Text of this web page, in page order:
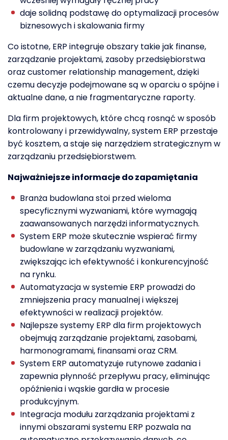
daje solidną podstawę do optymalizacji procesów
biznesowych i skalowania firmy
Co istotne, ERP integruje obszary takie jak finanse,
zarządzanie projektami, zasoby przedsiębiorstwa
oraz customer relationship management, dzięki
czemu decyzje podejmowane są w oparciu o spójne i
aktualne dane, a nie fragmentaryczne raporty.
Dla firm projektowych, które chcą rosnąć w sposób
kontrolowany i przewidywalny, system ERP przestaje
być kosztem, a staje się narzędziem strategicznym w
zarządzaniu przedsiębiorstwem.
Najważniejsze informacje do zapamiętania
Branża budowlana stoi przed wieloma
specyficznymi wyzwaniami, które wymagają
zaawansowanych narzędzi informatycznych.
System ERP może skutecznie wspierać firmy
budowlane w zarządzaniu wyzwaniami,
zwiększając ich efektywność i konkurencyjność
na rynku.
Automatyzacja w systemie ERP prowadzi do
zmniejszenia pracy manualnej i większej
efektywności w realizacji projektów.
Najlepsze systemy ERP dla firm projektowych
obejmują zarządzanie projektami, zasobami,
harmonogramami, finansami oraz CRM.
System ERP automatyzuje rutynowe zadania i
zapewnia płynność przepływu pracy, eliminując
opóźnienia i wąskie gardła w procesie
produkcyjnym.
Integracja modułu zarządzania projektami z
innymi obszarami systemu ERP pozwala na